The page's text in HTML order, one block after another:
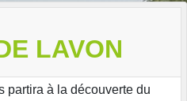
LAVON
partira à la découverte du